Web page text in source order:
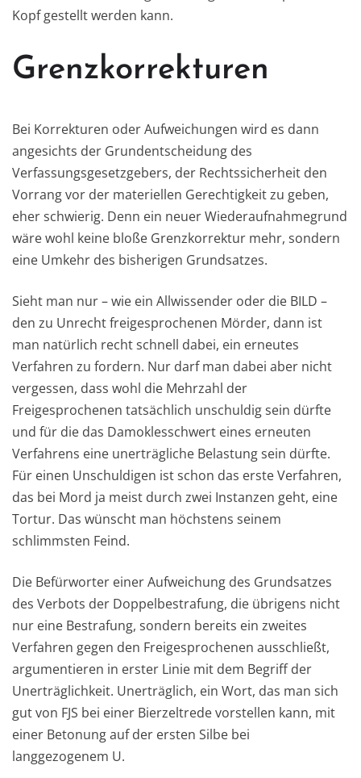
Kopf gestellt werden kann.
Grenzkorrekturen
Bei Korrekturen oder Aufweichungen wird es dann
angesichts der Grundentscheidung des
Verfassungsgesetzgebers, der Rechtssicherheit den
Vorrang vor der materiellen Gerechtigkeit zu geben,
eher schwierig. Denn ein neuer Wiederaufnahmegrund
wäre wohl keine bloße Grenzkorrektur mehr, sondern
eine Umkehr des bisherigen Grundsatzes.
Sieht man nur – wie ein Allwissender oder die BILD –
den zu Unrecht freigesprochenen Mörder, dann ist
man natürlich recht schnell dabei, ein erneutes
Verfahren zu fordern. Nur darf man dabei aber nicht
vergessen, dass wohl die Mehrzahl der
Freigesprochenen tatsächlich unschuldig sein dürfte
und für die das Damoklesschwert eines erneuten
Verfahrens eine unerträgliche Belastung sein dürfte.
Für einen Unschuldigen ist schon das erste Verfahren,
das bei Mord ja meist durch zwei Instanzen geht, eine
Tortur. Das wünscht man höchstens seinem
schlimmsten Feind.
Die Befürworter einer Aufweichung des Grundsatzes
des Verbots der Doppelbestrafung, die übrigens nicht
nur eine Bestrafung, sondern bereits ein zweites
Verfahren gegen den Freigesprochenen ausschließt,
argumentieren in erster Linie mit dem Begriff der
Unerträglichkeit. Unerträglich, ein Wort, das man sich
gut von FJS bei einer Bierzeltrede vorstellen kann, mit
einer Betonung auf der ersten Silbe bei
langgezogenem U.